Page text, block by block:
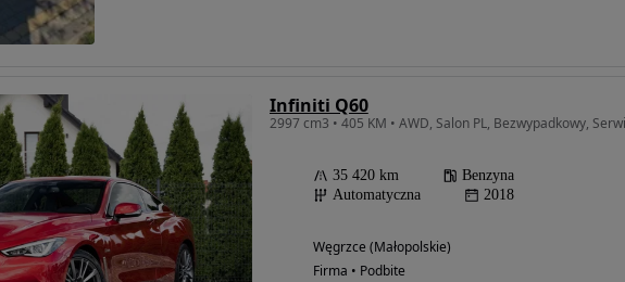
Infiniti Q60
35 420 km
Benzyna
Automatyczna
2018
Węgrzce (Małopolskie)
Firma • Podbite